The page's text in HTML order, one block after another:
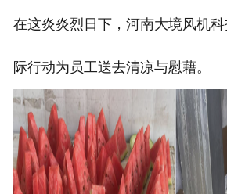
在这炎炎烈日下，河南大境风机
际行动为员工送去清凉与慰藉。